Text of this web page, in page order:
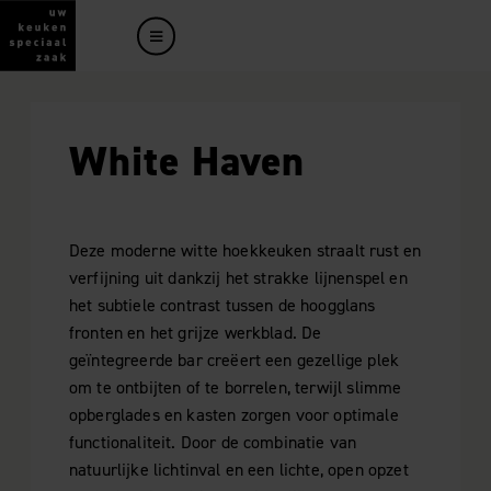
White Haven
Deze moderne witte hoekkeuken straalt rust en
verfijning uit dankzij het strakke lijnenspel en
het subtiele contrast tussen de hoogglans
fronten en het grijze werkblad. De
geïntegreerde bar creëert een gezellige plek
om te ontbijten of te borrelen, terwijl slimme
opberglades en kasten zorgen voor optimale
functionaliteit. Door de combinatie van
natuurlijke lichtinval en een lichte, open opzet